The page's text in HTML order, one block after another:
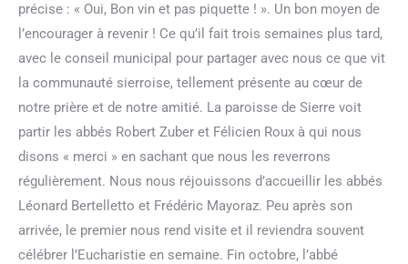
précise : « Oui, Bon vin et pas piquette ! ». Un bon moyen de
l’encourager à revenir ! Ce qu’il fait trois semaines plus tard,
avec le conseil municipal pour partager avec nous ce que vit
la communauté sierroise, tellement présente au cœur de
notre prière et de notre amitié. La paroisse de Sierre voit
partir les abbés Robert Zuber et Félicien Roux à qui nous
disons « merci » en sachant que nous les reverrons
régulièrement. Nous nous réjouissons d’accueillir les abbés
Léonard Bertelletto et Frédéric Mayoraz. Peu après son
arrivée, le premier nous rend visite et il reviendra souvent
célébrer l’Eucharistie en semaine. Fin octobre, l’abbé